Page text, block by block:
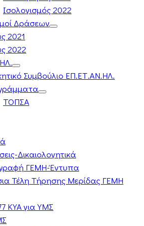
Ισολογισμός 2022
Δράσεων
2021
2022
Συμβούλιο ΕΠ.ΕΤ.ΑΝ.ΗΛ.
ΤΟΠΣΑ
Δικαιολογητικά
ΓΕΜΗ-Έντυπα
Τέλη Τήρησης Μερίδας ΓΕΜΗ
ΚΥΑ για ΥΜΣ